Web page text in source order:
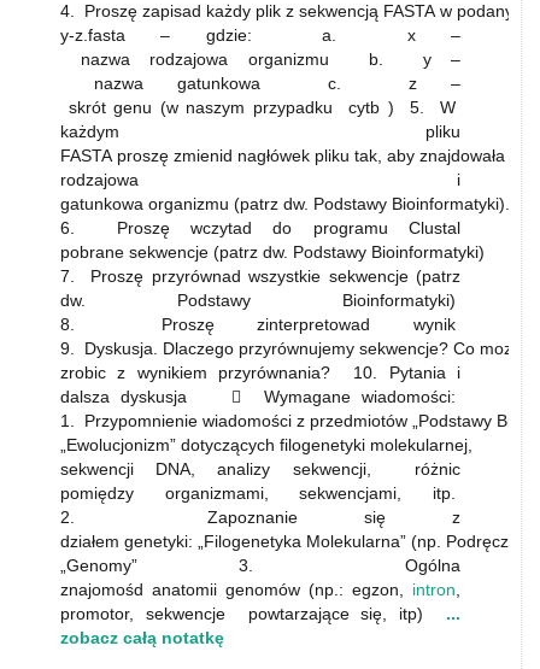
4. Proszę zapisad każdy plik z sekwencją FASTA w podanym
y-z.fasta – gdzie: a. x –
nazwa rodzajowa organizmu b. y –
nazwa gatunkowa c. z –
skrót genu (w naszym przypadku cytb ) 5. W
każdym pliku
FASTA proszę zmienid nagłówek pliku tak, aby znajdowała
rodzajowa i
gatunkowa organizmu (patrz dw. Podstawy Bioinformatyki).
6. Proszę wczytad do programu Clustal
pobrane sekwencje (patrz dw. Podstawy Bioinformatyki)
7. Proszę przyrównad wszystkie sekwencje (patrz
dw. Podstawy Bioinformatyki)
8. Proszę zinterpretowad wynik
9. Dyskusja. Dlaczego przyrównujemy sekwencje? Co mozna
zrobic z wynikiem przyrównania? 10. Pytania i
dalsza dyskusja  Wymagane wiadomości:
1. Przypomnienie wiadomości z przedmiotów „Podstawy
„Ewolucjonizm” dotyczących filogenetyki molekularnej,
sekwencji DNA, analizy sekwencji, różnic
pomiędzy organizmami, sekwencjami, itp.
2. Zapoznanie się z
działem genetyki: „Filogenetyka Molekularna” (np. Podręcznik
„Genomy” 3. Ogólna
znajomośd anatomii genomów (np.: egzon, intron
promotor, sekwencje powtarzające się, itp) ...
zobacz całą notatkę